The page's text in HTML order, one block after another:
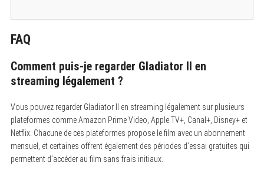
FAQ
Comment puis-je regarder Gladiator II en
streaming légalement ?
Vous pouvez regarder Gladiator II en streaming légalement sur plusieurs
plateformes comme Amazon Prime Video, Apple TV+, Canal+, Disney+ et
Netflix. Chacune de ces plateformes propose le film avec un abonnement
mensuel, et certaines offrent également des périodes d’essai gratuites qui
permettent d’accéder au film sans frais initiaux.
S